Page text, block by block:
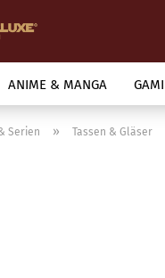
ANIME & MANGA
Serien » Tassen & Gläser